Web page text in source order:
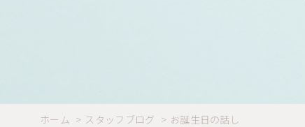
ホーム スタッフブログ お誕生日の話し